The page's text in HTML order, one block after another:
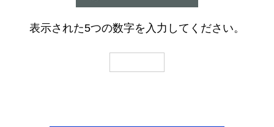
個人情報の開示・訂正・利用停止等の
手続
ご本人が、当社が保有するご自身の個人情
正、追加又は削除、利用の停止、消去及び
以下の「個人情報お問合せ窓口」までご連
同意頂けなかった場合について
表示された5つの数字を入力してください。